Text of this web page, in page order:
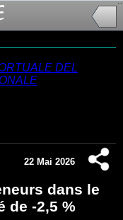
22 Mai 2026
dans le
de -2,5 %